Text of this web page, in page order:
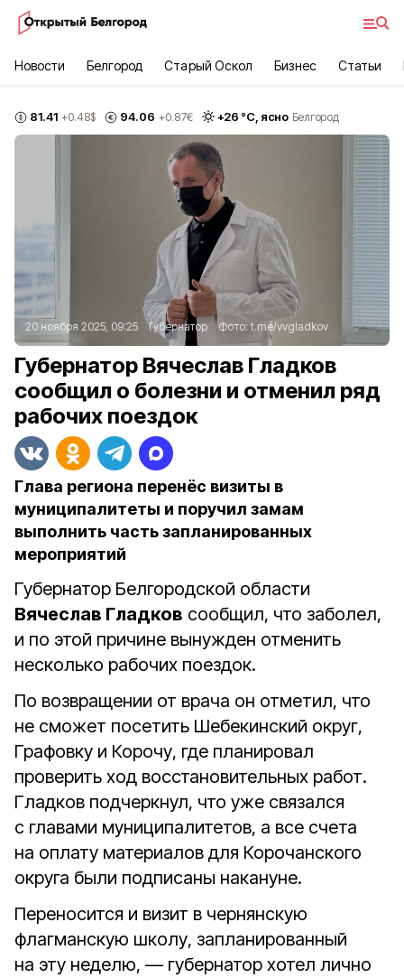
Новости Белгород Старый Оскол Бизнес Статьи
81.41 +0.48$ 94.06 +0.87€ +26 °С, ясно Белгород
20 ноября 2025, 09:25 Губернатор Фото: t.me/vvgladkov
Губернатор Вячеслав Гладков
сообщил о болезни и отменил ряд
рабочих поездок
Глава региона перенёс визиты в
муниципалитеты и поручил замам
выполнить часть запланированных
мероприятий
Губернатор Белгородской области
Вячеслав Гладков сообщил, что заболел,
и по этой причине вынужден отменить
несколько рабочих поездок.
По возвращении от врача он отметил, что
не сможет посетить Шебекинский округ,
Графовку и Корочу, где планировал
проверить ход восстановительных работ.
Гладков подчеркнул, что уже связался
с главами муниципалитетов, а все счета
на оплату материалов для Корочанского
округа были подписаны накануне.
Переносится и визит в чернянскую
флагманскую школу, запланированный
на эту неделю, — губернатор хотел лично